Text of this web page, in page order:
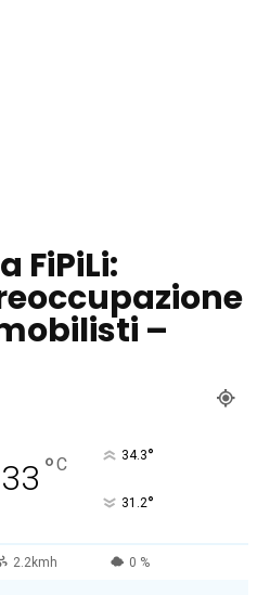
FiPiLi:
–
33 °C 34.3°
31.2°
2.2kmh 0 %